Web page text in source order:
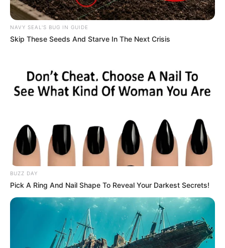
NAVY SEAL'S BUG IN GUIDE
Skip These Seeds And Starve In The Next Crisis
BUZZ DAY
Pick A Ring And Nail Shape To Reveal Your Darkest Secrets!